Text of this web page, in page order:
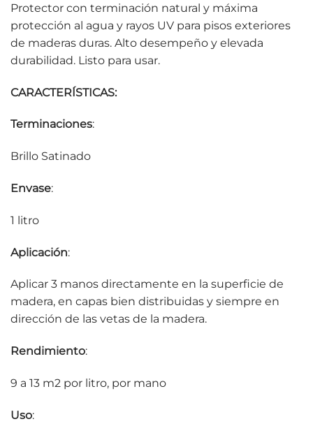
Protector con terminación natural y máxima
protección al agua y rayos UV para pisos exteriores
de maderas duras. Alto desempeño y elevada
durabilidad. Listo para usar.
CARACTERÍSTICAS:
Terminaciones:
Brillo Satinado
Envase:
1 litro
Aplicación:
Aplicar 3 manos directamente en la superficie de
madera, en capas bien distribuidas y siempre en
dirección de las vetas de la madera.
Rendimiento:
9 a 13 m2 por litro, por mano
Uso: